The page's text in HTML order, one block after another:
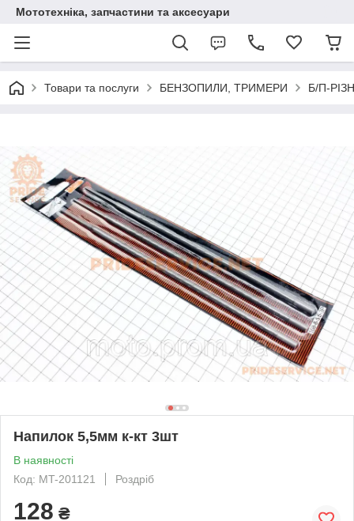
Мототехніка, запчастини та аксесуари
Товари та послуги БЕНЗОПИЛИ, ТРИМЕРИ Б/П-
Напилок 5,5мм к-кт 3шт
В наявності
Код: MT-201121
Роздріб
128 ₴